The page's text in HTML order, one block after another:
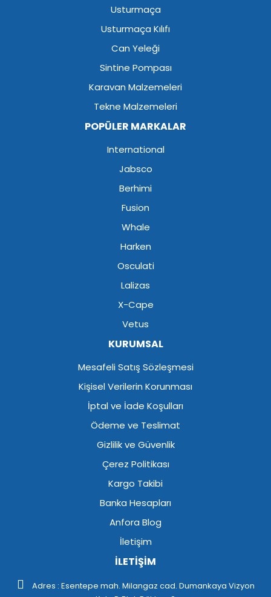
Usturmaça
Usturmaça Kılıfı
Can Yeleği
Sintine Pompası
Karavan Malzemeleri
Tekne Malzemeleri
POPÜLER MARKALAR
International
Jabsco
Berhimi
Fusion
Whale
Harken
Osculati
Lalizas
X-Cape
Vetus
KURUMSAL
Mesafeli Satış Sözleşmesi
Kişisel Verilerin Korunması
İptal ve İade Koşulları
Ödeme ve Teslimat
Gizlilik ve Güvenlik
Çerez Politikası
Kargo Takibi
Banka Hesapları
Anfora Blog
İletişim
İLETİŞİM
Adres : Esentepe mah. Milangaz cad. Dumankaya Vizyon